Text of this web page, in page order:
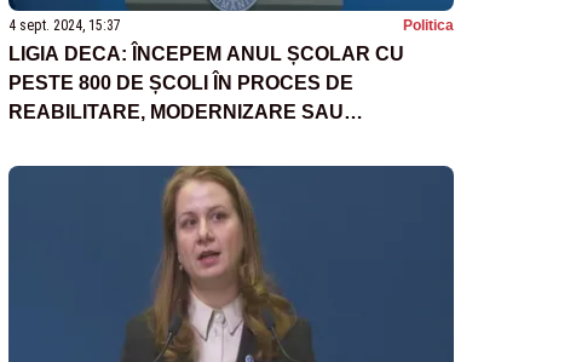
4 sept. 2024, 15:37 Politica
LIGIA DECA: ÎNCEPEM ANUL ȘCOLAR CU
PESTE 800 DE ȘCOLI ÎN PROCES DE
REABILITARE, MODERNIZARE SAU